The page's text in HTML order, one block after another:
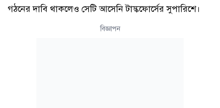
গঠনের দাবি থাকলেও সেটি আসেনি টাস্কফোর্সের সুপারিশে।
বিজ্ঞাপন